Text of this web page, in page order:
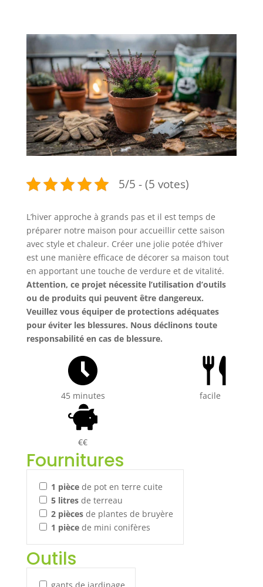
5/5 - (5 votes)
L’hiver approche à grands pas et il est temps de
préparer notre maison pour accueillir cette saison
avec style et chaleur. Créer une jolie potée d’hiver
est une manière efficace de décorer sa maison tout
en apportant une touche de verdure et de vitalité.
Attention, ce projet nécessite l’utilisation d’outils
ou de produits qui peuvent être dangereux.
Veuillez vous équiper de protections adéquates
pour éviter les blessures. Nous déclinons toute
responsabilité en cas de blessure.
45 minutes facile
€€
Fournitures
1 piècede pot en terre cuite
5 litresde terreau
2 piècesde plantes de bruyère
1 piècede mini conifères
Outils
gants de jardinage